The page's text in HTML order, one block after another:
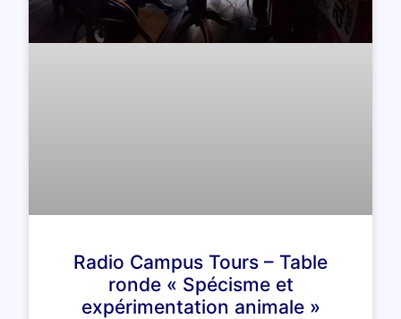
Radio Campus Tours – Table
ronde « Spécisme et
expérimentation animale »